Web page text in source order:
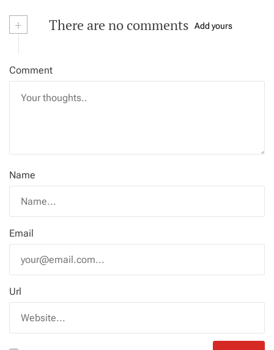
+ There are no comments Add yours
Comment
Name
Email
Url